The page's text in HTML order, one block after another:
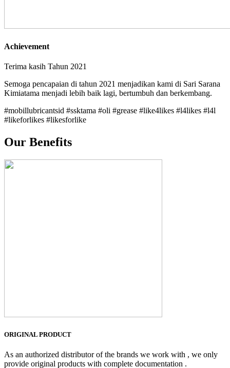
Achievement
Terima kasih Tahun 2021
Semoga pencapaian di tahun 2021 menjadikan kami di Sari Sarana
Kimiatama menjadi lebih baik lagi, bertumbuh dan berkembang.
#mobillubricantsid #ssktama #oli #grease #like4likes #l4likes #l4l
#likeforlikes #likesforlike
Our Benefits
ORIGINAL PRODUCT
As an authorized distributor of the brands we work with , we only
provide original products with complete documentation .